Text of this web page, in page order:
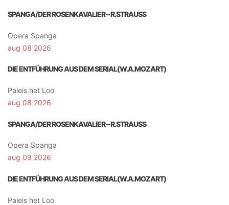
SPANGA/DER ROSENKAVALIER – R.STRAUSS
Opera Spanga
aug 08 2026
DIE ENTFÜHRUNG AUS DEM SERIAL(W.A.MOZART)
Paleis het Loo
aug 08 2026
SPANGA/DER ROSENKAVALIER – R.STRAUSS
Opera Spanga
aug 09 2026
DIE ENTFÜHRUNG AUS DEM SERIAL(W.A.MOZART)
Paleis het Loo